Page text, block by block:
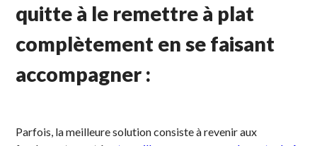
quitte à le remettre à plat
complètement en se faisant
accompagner :
Parfois, la meilleure solution consiste à revenir aux